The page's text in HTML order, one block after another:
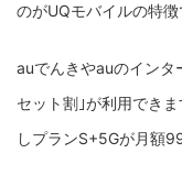
のがUQモバイルの特徴
auでんきやauのインタ
セット割｣が利用でき
しプランS+5Gが月額